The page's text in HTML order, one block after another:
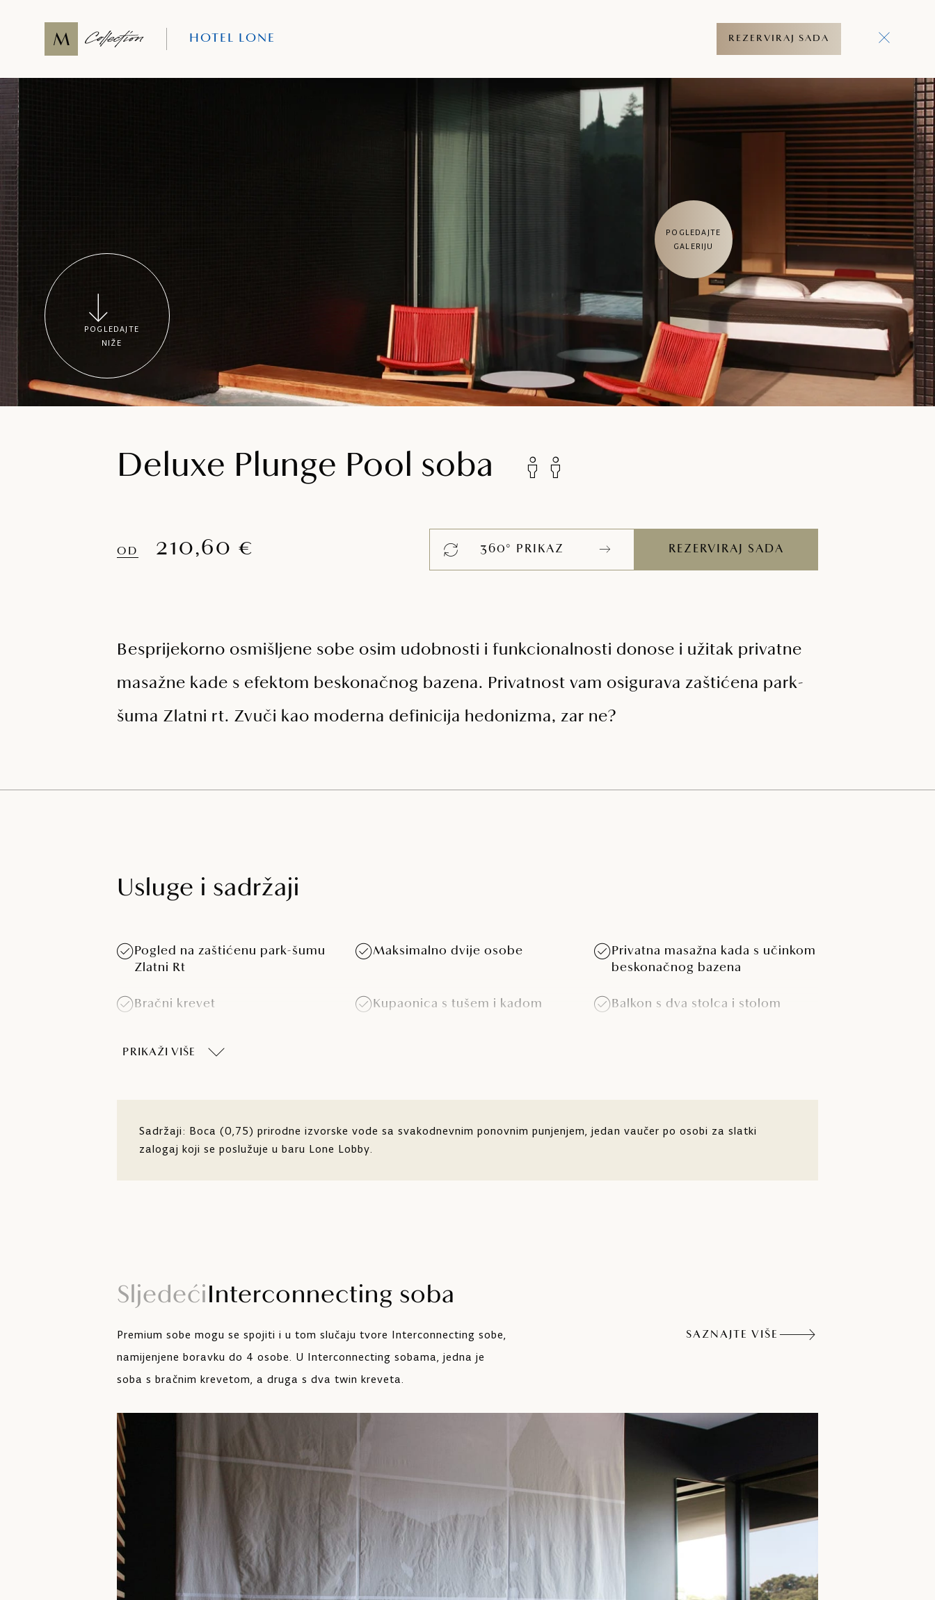
HOTEL LONE REZERVIRAJ SADA
POGLEDAJTE
NIŽE
POGLEDAJTE
GALERIJU
Deluxe Plunge Pool soba
OD 210,60 € 360° PRIKAZ REZERVIRAJ SADA
Besprijekorno osmišljene sobe osim udobnosti i funkcionalnosti donose i užitak privatne
masažne kade s efektom beskonačnog bazena. Privatnost vam osigurava zaštićena park-
šuma Zlatni rt. Zvuči kao moderna definicija hedonizma, zar ne?
Usluge i sadržaji
Pogled na zaštićenu park-šumu
Zlatni Rt
Maksimalno dvije osobe
Privatna masažna kada s učinkom
beskonačnog bazena
Bračni krevet Kupaonica s tušem i kadom Balkon s dva stolca i stolom
PRIKAŽI VIŠE
Sadržaji: Boca (0,75) prirodne izvorske vode sa svakodnevnim ponovnim punjenjem, jedan vaučer po osobi za slatki
zalogaj koji se poslužuje u baru Lone Lobby.
SljedećiInterconnecting soba
Premium sobe mogu se spojiti i u tom slučaju tvore Interconnecting sobe,
namijenjene boravku do 4 osobe. U Interconnecting sobama, jedna je
soba s bračnim krevetom, a druga s dva twin kreveta.
SAZNAJTE VIŠE